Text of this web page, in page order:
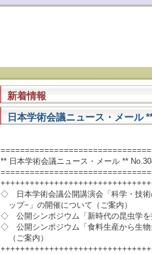
新着情報
日本学術会議ニュース・メール
** 日本学術会議ニュース・メール **
◇ 日本学術会議公開講演会「科学・技術
ップ−」の開催について（ご案内）
◇ 公開シンポジウム「新時代の昆虫学を
◇ 公開シンポジウム「食料生産から生物
（ご案内）